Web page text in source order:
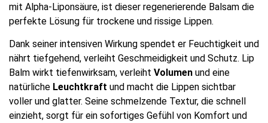
mit Alpha-Liponsäure, ist dieser regenerierende Balsam die
perfekte Lösung für trockene und rissige Lippen.
Dank seiner intensiven Wirkung spendet er Feuchtigkeit und
nährt tiefgehend, verleiht Geschmeidigkeit und Schutz. Lip
Balm wirkt tiefenwirksam, verleiht Volumen und eine
natürliche Leuchtkraft und macht die Lippen sichtbar
voller und glatter. Seine schmelzende Textur, die schnell
einzieht, sorgt für ein sofortiges Gefühl von Komfort und